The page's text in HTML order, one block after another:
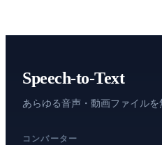
Speech-to-Text
あらゆる音声・動画ファイル
コンバーター